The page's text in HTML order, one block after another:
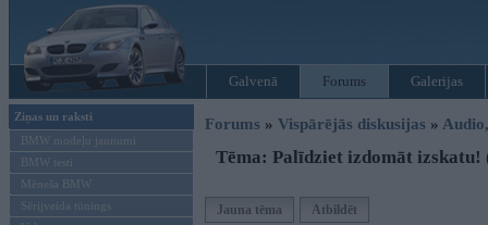
Galvenā Forums Galerijas
Ziņas un raksti
BMW modeļu jaunumi
BMW testi
Mēneša BMW
Sērijveida tūnings
Forums » Vispārējās diskusijas »
Tēma: Palīdziet izdomāt izskatu!
Jauna tēma Atbildēt